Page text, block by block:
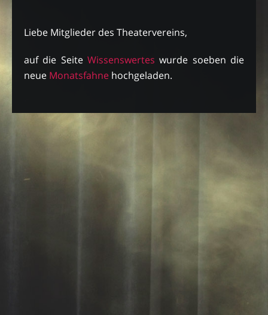
Liebe Mitglieder des Theatervereins,
auf die Seite Wissenswertes wurde soeben die
neue Monatsfahne hochgeladen.